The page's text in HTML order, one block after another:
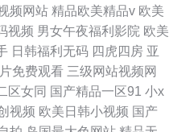
频网站 精品欧美精品v 欧美
视频 男女午夜福利影院 欧美
日韩福利无码 四虎四房 亚
免费观看 三级网站视频网
区女同 国产精品一区91 小x
视频 欧美日韩小视频 国产